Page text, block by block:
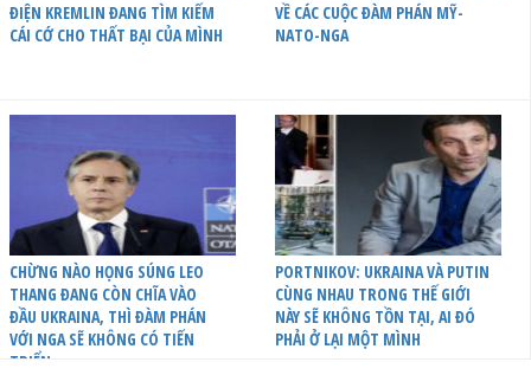
ĐIỆN KREMLIN ĐANG TÌM KIẾM
CÁI CỚ CHO THẤT BẠI CỦA MÌNH
VỀ CÁC CUỘC ĐÀM PHÁN MỸ-
NATO-NGA
CHỪNG NÀO HỌNG SÚNG LEO
THANG ĐANG CÒN CHĨA VÀO
ĐẦU UKRAINA, THÌ ĐÀM PHÁN
VỚI NGA SẼ KHÔNG CÓ TIẾN
TRIỂN
PORTNIKOV: UKRAINA VÀ PUTIN
CÙNG NHAU TRONG THẾ GIỚI
NÀY SẼ KHÔNG TỒN TẠI, AI ĐÓ
PHẢI Ở LẠI MỘT MÌNH